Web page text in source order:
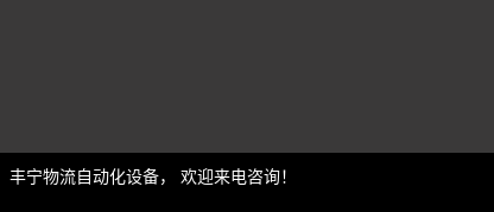
丰宁物流自动化设备，
欢迎来电咨询！